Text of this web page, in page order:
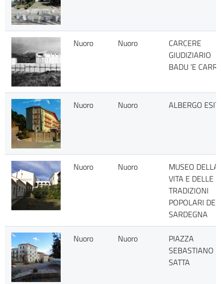
Nuoro Nuoro
CARCERE
GIUDIZIARIO
BADU 'E
Nuoro Nuoro ALBERGO ESIT
Nuoro Nuoro
MUSEO DELLA
VITA E DELLE
TRADIZIONI
POPOLARI
SARDEGNA
Nuoro Nuoro
PIAZZA
SEBASTIANO
SATTA